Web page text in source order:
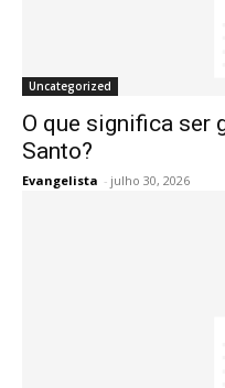
Uncategorized
O que significa ser
Santo?
Evangelista - julho 30, 2026